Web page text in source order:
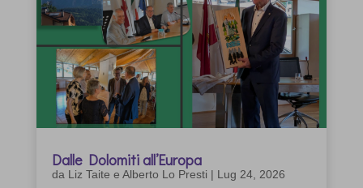
Dalle Dolomiti all’Europa
da Liz Taite e Alberto Lo Presti | Lug 24, 2026